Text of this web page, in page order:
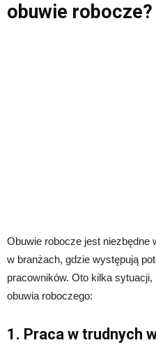
obuwie robocze?
Obuwie robocze jest niezbędne
w branżach, gdzie występują
pracowników. Oto kilka
obuwia roboczego:
1. Praca w trudnych